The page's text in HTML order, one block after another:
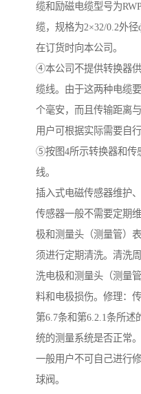
缆和励磁电缆型号为
缆，规格为2×32/0.2外
在订货时向本公司。
④本公司不提供转换器
缆线。由于这两种电缆
个毫安，而且传输距离
用户可根据实际需要自
⑤按图4所示转换器和传
线。
插入式电磁传感器维护
传感器一般不需要定期
极和测量头（测量管）
须进行定期清洗。清洗
洗电极和测量头（测量
料和电极损伤。修理：
第6.7条和第6.2.1条所
统的测量系统是否正常
一般用户不可自己进行
球阀。